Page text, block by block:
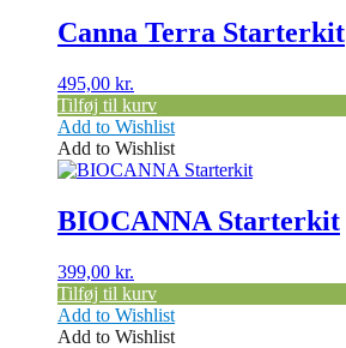
Canna Terra Starterkit
495,00 kr.
Tilføj til kurv
Add to Wishlist
Add to Wishlist
BIOCANNA Starterkit
399,00 kr.
Tilføj til kurv
Add to Wishlist
Add to Wishlist